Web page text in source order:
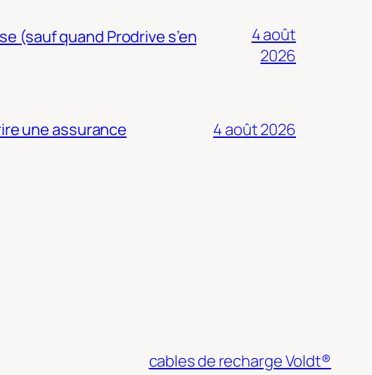
(sauf quand Prodrive s’en
4 août
2026
une assurance 4 août 2026
cables de recharge Voldt®